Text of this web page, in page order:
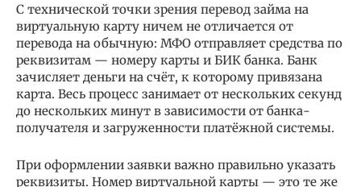
С технической точки зрения перевод займа на
виртуальную карту ничем не отличается от
перевода на обычную: МФО отправляет средства по
реквизитам — номеру карты и БИК банка. Банк
зачисляет деньги на счёт, к которому привязана
карта. Весь процесс занимает от нескольких секунд
до нескольких минут в зависимости от банка-
получателя и загруженности платёжной системы.
При оформлении заявки важно правильно указать
реквизиты. Номер виртуальной карты — это те же